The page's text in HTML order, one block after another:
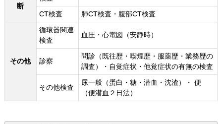
断
CT検査 肺CT検査・腹部CT検査
その他
循環器関連
検査
血圧・心電図（安静時）
診察
問診（既往歴・喫煙歴・服薬歴・業務歴の
調査）・自覚症状・他覚症状の有無の検査
その他検査
尿一般（蛋白・糖・潜血・沈渣）・ 便
（便潜血２日法）